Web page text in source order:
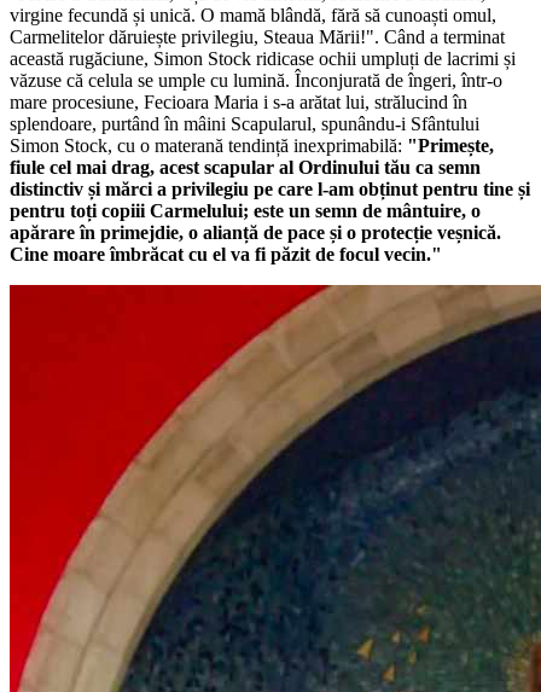
virgine fecundă și unică. O mamă blândă, fără să cunoaști omul,
Carmelitelor dăruiește privilegiu, Steaua Mării!". Când a terminat
această rugăciune, Simon Stock ridicase ochii umpluți de lacrimi și
văzuse că celula se umple cu lumină. Înconjurată de îngeri, într-o
mare procesiune, Fecioara Maria i s-a arătat lui, strălucind în
splendoare, purtând în mâini Scapularul, spunându-i Sfântului
Simon Stock, cu o materană tendință inexprimabilă: "Primește,
fiule cel mai drag, acest scapular al Ordinului tău ca semn
distinctiv și mărci a privilegiu pe care l-am obținut pentru tine și
pentru toți copiii Carmelului; este un semn de mântuire, o
apărare în primejdie, o alianță de pace și o protecție veșnică.
Cine moare îmbrăcat cu el va fi păzit de focul vecin."